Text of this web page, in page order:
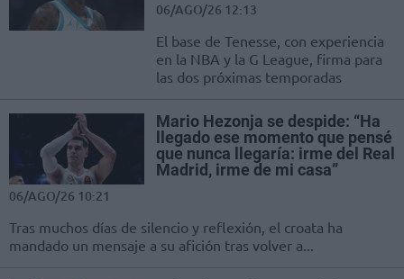
06/AGO/26 12:13
El base de Tenesse, con experiencia
en la NBA y la G League, firma para
las dos próximas temporadas
Mario Hezonja se despide: “Ha
llegado ese momento que pensé
que nunca llegaría: irme del Real
Madrid, irme de mi casa”
06/AGO/26 10:21
Tras muchos días de silencio y reflexión, el croata ha
mandado un mensaje a su afición tras volver a...